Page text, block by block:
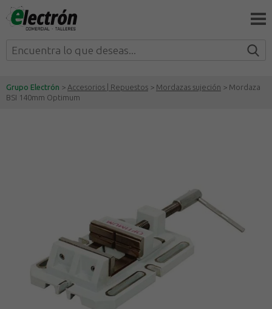
Grupo Electrón > Accesorios | Repuestos > Mordazas sujeción > Mordaza
BSI 140mm Optimum